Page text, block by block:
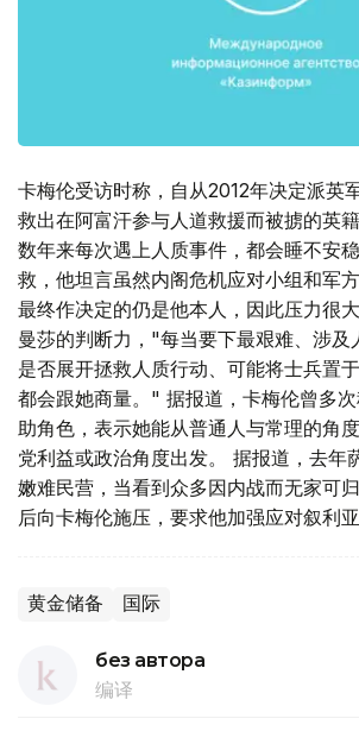
卡梅伦受访时称，自从2012年决定派英
救出在阿富汗参与人道救援而被掳的英
数年来每次遇上人质事件，都会睡不安
救，他坦言虽然内阁危机应对小组和军
最终作决定的仍是他本人，因此压力很
曼莎的判断力，"每当要下最艰难、涉及
是否展开拯救人质行动、可能将士兵置
都会跟她商量。" 据报道，卡梅伦曾多
助角色，表示她能从普通人与常理的角
党利益或政治角度出发。 据报道，去年
嫩难民营，当看到众多因内战而无家可
后向卡梅伦施压，要求他加强应对叙利亚
黄金储备 国际
без автора
编译